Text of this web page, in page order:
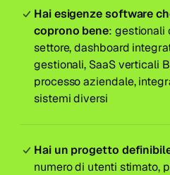
Hai esigenze software
coprono bene: gestionali
settore, dashboard
gestionali, SaaS verticali
processo aziendale,
sistemi diversi
Hai un progetto
numero di utenti stimato,